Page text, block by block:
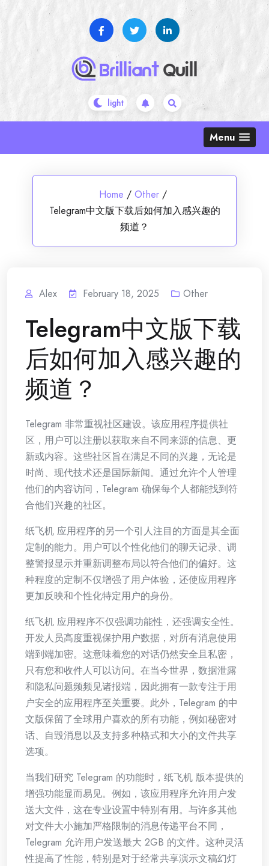
content
Menu
Home / Other /
Telegram中文版下载后如何加入感兴趣的
频道？
Alex February 18, 2025 Other
Telegram中文版下载
后如何加入感兴趣的
频道？
Telegram 非常重视社区建设。该应用程序提供社
区，用户可以注册以获取来自不同来源的信息、更
新或内容。这些社区旨在满足不同的兴趣，无论是
时尚、现代技术还是国际新闻。通过允许个人管理
他们的内容访问，Telegram 确保每个人都能找到符
合他们兴趣的社区。
纸飞机 应用程序的另一个引人注目的方面是其全面
定制的能力。用户可以个性化他们的聊天记录、调
整警报显示并重新调整布局以符合他们的偏好。这
种程度的定制不仅增强了用户体验，还使应用程序
更加反映和个性化特定用户的身份。
纸飞机 应用程序不仅强调功能性，还强调安全性。
开发人员高度重视保护用户数据，对所有消息使用
端到端加密。这意味着您的对话仍然安全且私密，
只有您和收件人可以访问。在当今世界，数据泄露
和隐私问题频频见诸报端，因此拥有一款专注于用
户安全的应用程序至关重要。此外，Telegram 的中
文版保留了全球用户喜欢的所有功能，例如秘密对
话、自毁消息以及支持多种格式和大小的文件共享
选项。
当我们研究 Telegram 的功能时，纸飞机 版本提供的
增强功能显而易见。例如，该应用程序允许用户发
送大文件，这在专业设置中特别有用。与许多其他
对文件大小施加严格限制的消息传递平台不同，
Telegram 允许用户发送最大 2GB 的文件。这种灵活
性提高了性能，特别是对于经常共享演示文稿幻灯